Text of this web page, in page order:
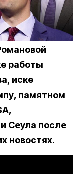
работы
иске
памятном
Сеула после
новостях.